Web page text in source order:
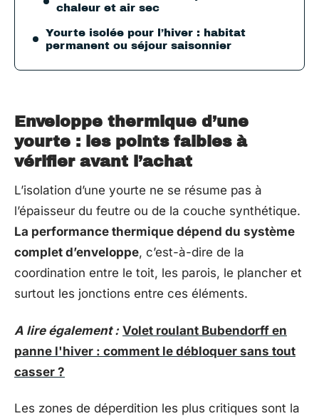
chaleur et air sec
Yourte isolée pour l’hiver : habitat
permanent ou séjour saisonnier
Enveloppe thermique d’une
yourte : les points faibles à
vérifier avant l’achat
L’isolation d’une yourte ne se résume pas à
l’épaisseur du feutre ou de la couche synthétique.
La performance thermique dépend du système
complet d’enveloppe, c’est-à-dire de la
coordination entre le toit, les parois, le plancher et
surtout les jonctions entre ces éléments.
A lire également : Volet roulant Bubendorff en
panne l'hiver : comment le débloquer sans tout
casser ?
Les zones de déperdition les plus critiques sont la